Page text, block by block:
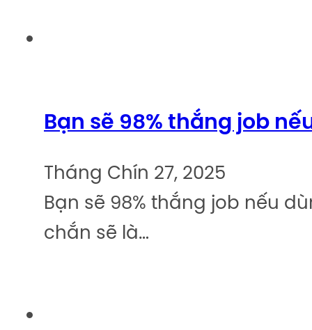
Bạn sẽ 98% thắng job
Tháng Chín 27, 2025
Bạn sẽ 98% thắng job nếu
chắn sẽ là…